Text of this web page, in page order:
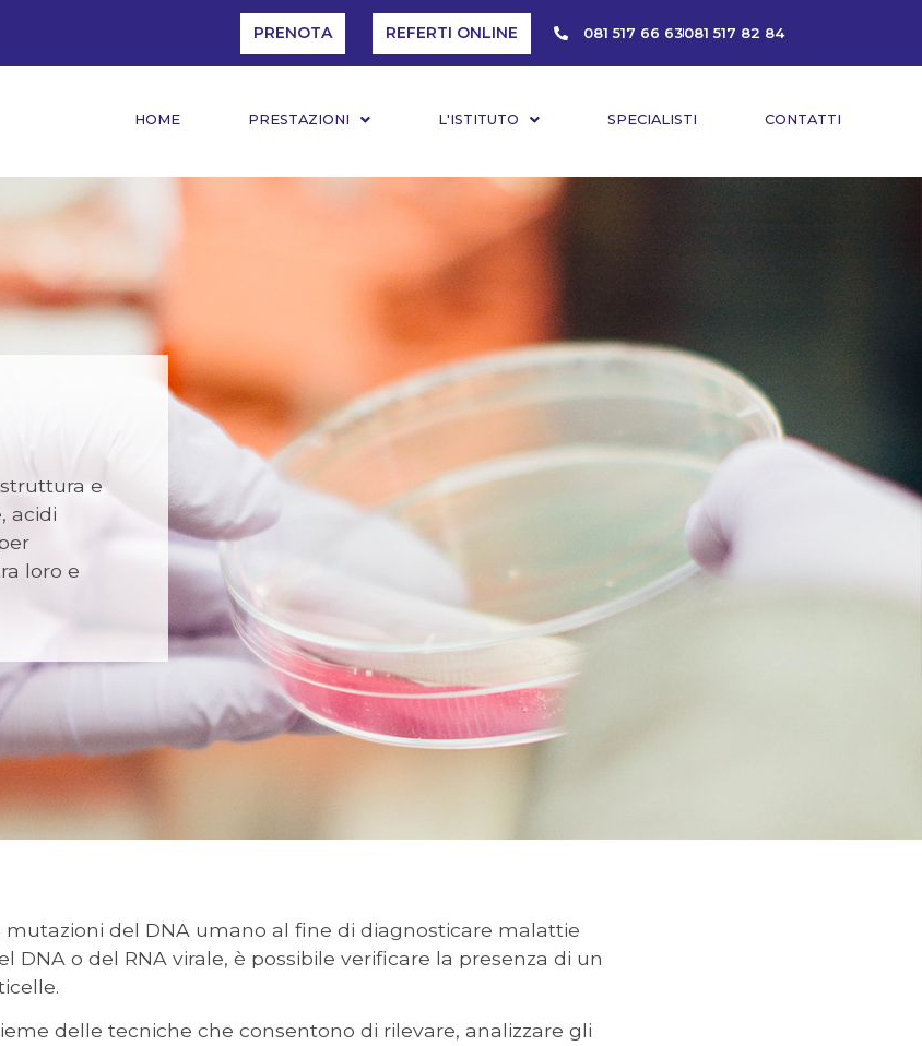
PRENOTA REFERTI ONLINE 081 517 66 63081 517 82 84
HOME PRESTAZIONI L'ISTITUTO SPECIALISTI CONTATTI
e
acidi
loro e
mutazioni del DNA umano al fine di diagnosticare malattie
o del RNA virale, è possibile verificare la presenza di un
delle tecniche che consentono di rilevare, analizzare gli